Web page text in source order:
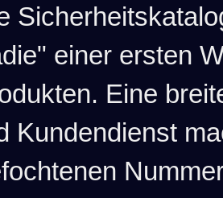
einer ersten
Eine
Kundendienst